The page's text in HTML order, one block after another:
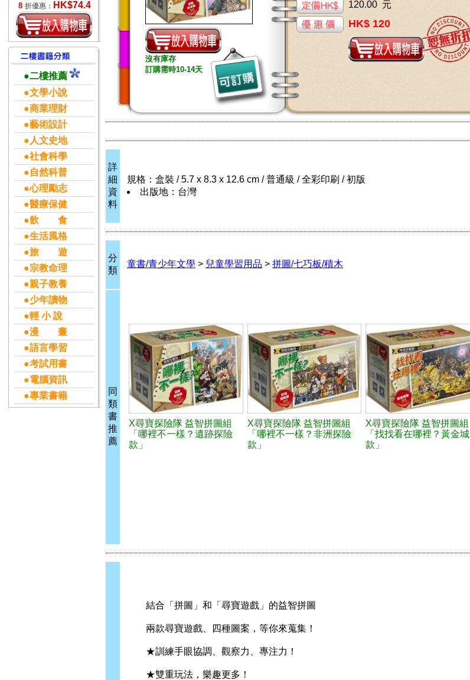
8 折優惠： HK$74.4
●二樓推薦
●文學小說
●商業理財
●藝術設計
●人文史地
●社會科學
●自然科普
●心理勵志
●醫療保健
●飲 食
●生活風格
●旅 遊
●宗教命理
●親子教養
●少年讀物
●輕 小 說
●漫 畫
●語言學習
●考試用書
●電腦資訊
●專業書籍
沒有庫存
訂購需時10-14天
120.00 元
HK$ 120
詳
細
資
料
規格：盒裝 / 5.7 x 8.3 x 12.6 cm / 普通級 / 全彩印刷 / 初版
出版地：台灣
分
類
童書/青少年文學 > 兒童學習用品 > 拼圖/七巧板/積木
同
類
書
推
薦
X尋寶探險隊 益智拼圖組
「哪裡不一樣？遺跡探險
款」
X尋寶探險隊 益智拼圖組
「哪裡不一樣？非洲探險
款」
X尋寶探險隊 益智拼圖組
「找找看在哪裡？黃金城
款」
結合「拼圖」和「尋寶遊戲」的益智拼圖
兩款尋寶遊戲、四種圖案，等你來蒐集！
★訓練手眼協調、觀察力、專注力！
★雙重玩法，樂趣更多！